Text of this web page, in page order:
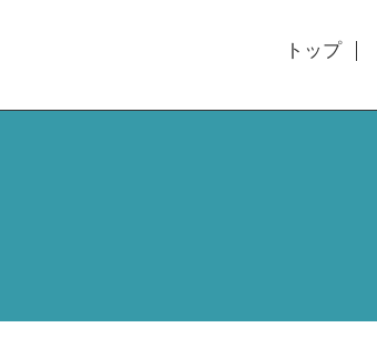
トップ